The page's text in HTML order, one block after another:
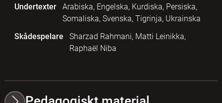
Undertexter
Arabiska, Engelska, Kurdiska, Persiska,
Somaliska, Svenska, Tigrinja, Ukrainska
Skådespelare
Sharzad Rahmani, Matti Leinikka,
Raphaël Niba